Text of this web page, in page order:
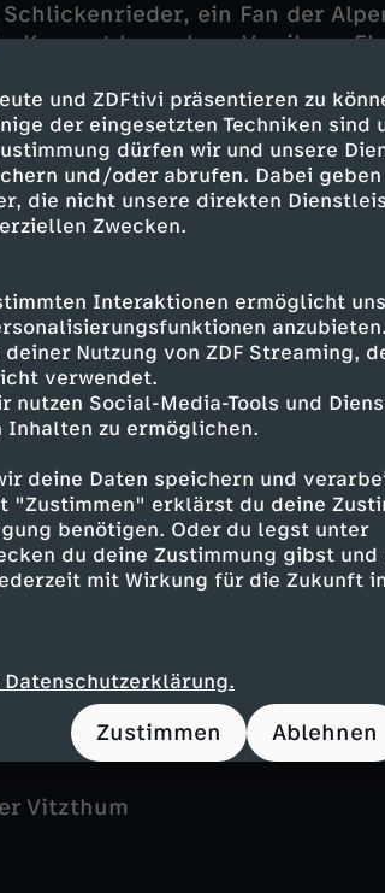
und ZDFtivi präsentieren zu
der eingesetzten Techniken sind
dürfen wir und unsere
und/oder abrufen. Dabei
die nicht unsere direkten
Zwecken.
Interaktionen ermöglicht
Nutzung von ZDF Streaming,
verwendet.
nutzen Social-Media-Tools und
Inhalten zu ermöglichen.
deine Daten speichern und
erklärst du deine
benötigen. Oder du legst unter
du deine Zustimmung gibst und
mit Wirkung für die Zukunft
Zustimmen Ablehnen
ein Fan der
Konzert besuchen. Vor ihren
da Karli früher mit der
und Anna Schlickenrieder
führen und erteilen den
Burkhart
Romatowski
Vitzthum